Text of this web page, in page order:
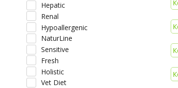
Hepatic
Renal
Hypoallergenic
NaturLine
Sensitive
Fresh
Holistic
Vet Diet